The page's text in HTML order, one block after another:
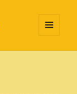
UND